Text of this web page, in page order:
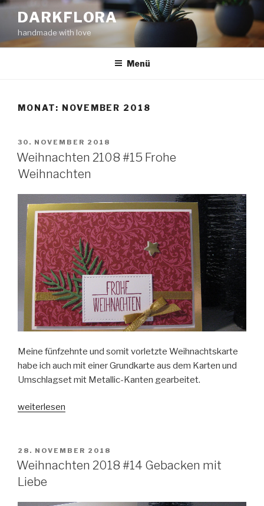
Zum
Inhalt
springen
DARKFLORA
handmade with love
Menü
MONAT: NOVEMBER 2018
VERÖFFENTLICHT
AM
30. NOVEMBER 2018
Weihnachten 2108 #15 Frohe
Weihnachten
Meine fünfzehnte und somit vorletzte Weihnachtskarte
habe ich auch mit einer Grundkarte aus dem Karten und
Umschlagset mit Metallic-Kanten gearbeitet.
„Weihnachten
Frohe
Weihnachten“
weiterlesen
VERÖFFENTLICHT
AM
28. NOVEMBER 2018
Weihnachten 2018 #14 Gebacken mit
Liebe